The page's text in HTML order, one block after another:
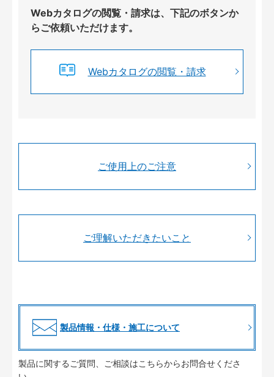
Webカタログの閲覧・請求は、下記のボタンか
らご依頼いただけます。
Webカタログの閲覧・請求
ご使用上のご注意
ご理解いただきたいこと
製品情報・仕様・施工について
製品に関するご質問、ご相談はこちらからお問合せくださ